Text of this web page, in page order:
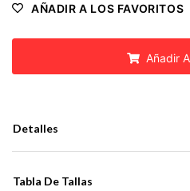
AÑADIR A LOS FAVORITOS
Añadir
Detalles
Tabla De Tallas